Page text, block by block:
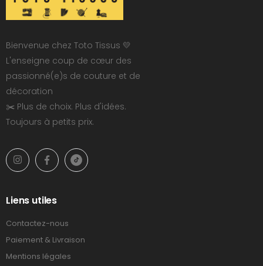
Bienvenue chez Toto Tissus 💛
L'enseigne coup de cœur des
passionné(e)s de couture et de
décoration
✂️ Plus de choix. Plus d'idées.
Toujours à petits prix.
Liens utiles
Contactez-nous
Paiement & Livraison
Mentions légales